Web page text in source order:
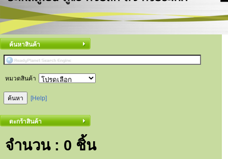
ค้นหาสินค้า
หมวดสินค้า
[Help]
ตะกร้าสินค้า
จำนวน : 0 ชิ้น